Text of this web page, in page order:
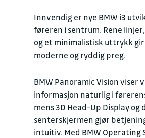
Innvendig er nye BMW i3
føreren i sentrum. Rene
og et minimalistisk uttrykk
moderne og ryddig preg.
BMW Panoramic Vision viser
informasjon naturlig i
mens 3D Head-Up Display og
senterskjermen gjør
intuitiv. Med BMW Operating